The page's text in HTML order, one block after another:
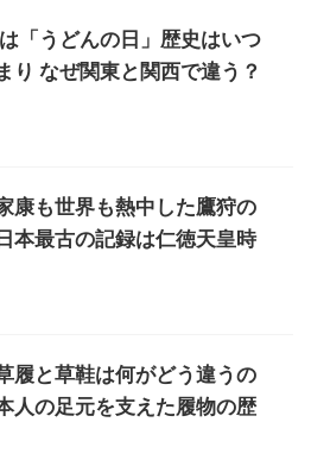
「うどんの日」歴史はいつ
り なぜ関東と関西で違う？
康も世界も熱中した鷹狩の
本最古の記録は仁徳天皇時
履と草鞋は何がどう違うの
人の足元を支えた履物の歴